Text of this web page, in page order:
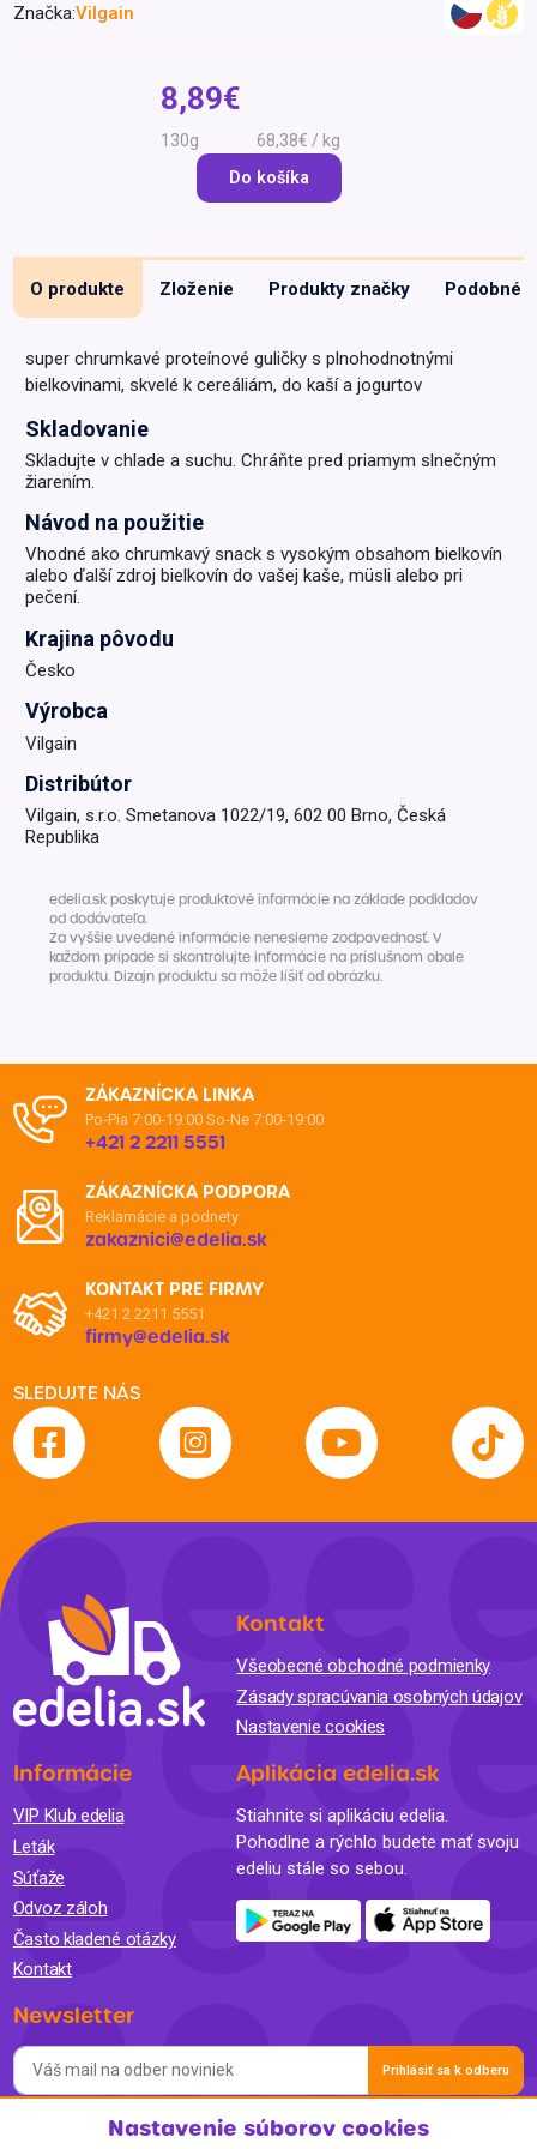
Špeciálna výživa a
Drogéria a kozmetika
Domácnosť a kancelária
Značka:Vilgain
8,89€
130g 68,38€ / kg
Do košíka
O produkte Zloženie Produkty značky Podobné
super chrumkavé proteínové guličky s plnohodnotnými
bielkovinami, skvelé k cereáliám, do kaší a jogurtov
Skladovanie
Skladujte v chlade a suchu. Chráňte pred priamym slnečným
žiarením.
Návod na použitie
Vhodné ako chrumkavý snack s vysokým obsahom bielkovín
alebo ďalší zdroj bielkovín do vašej kaše, müsli alebo pri
pečení.
Krajina pôvodu
Česko
Výrobca
Vilgain
Distribútor
Vilgain, s.r.o. Smetanova 1022/19, 602 00 Brno, Česká
Republika
edelia.sk poskytuje produktové informácie na základe podkladov
od dodávateľa.
Za vyššie uvedené informácie nenesieme zodpovednosť. V
každom prípade si skontrolujte informácie na príslušnom obale
produktu. Dizajn produktu sa môže líšiť od obrázku.
ZÁKAZNÍCKA LINKA
Po-Pia 7:00-19:00 So-Ne 7:00-19:00
+421 2 2211 5551
ZÁKAZNÍCKA PODPORA
Reklamácie a podnety
zakaznici@edelia.sk
KONTAKT PRE FIRMY
+421 2 2211 5551
firmy@edelia.sk
SLEDUJTE NÁS
Kontakt
Všeobecné obchodné podmienky
Zásady spracúvania osobných údajov
Nastavenie cookies
Informácie
VIP Klub edelia
Leták
Súťaže
Odvoz záloh
Často kladené otázky
Kontakt
Aplikácia edelia.sk
Stiahnite si aplikáciu edelia.
Pohodlne a rýchlo budete mať svoju
edeliu stále so sebou.
Newsletter
Prihlásiť sa k odberu
Súhlasím so spracovaním osobných údajov a so zasielaním
Nastavenie súborov cookies